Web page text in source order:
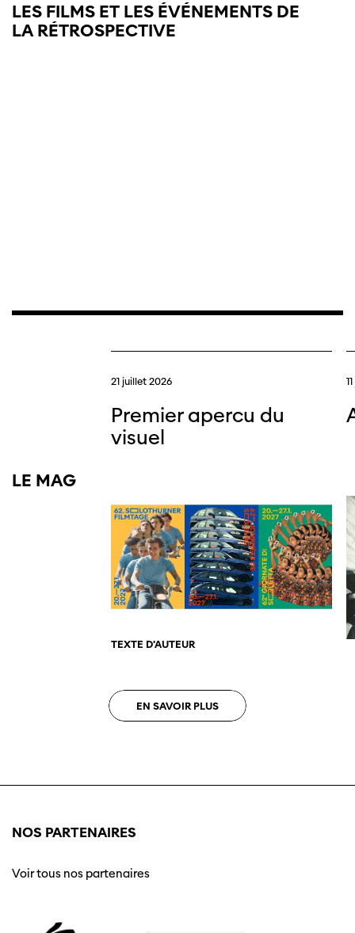
LES FILMS ET LES ÉVÉNEMENTS DE
LA RÉTROSPECTIVE
LE MAG
EN SAVOIR PLUS
21 juillet 2026
Premier apercu du
visuel
TEXTE D'AUTEUR
NOS PARTENAIRES
Voir tous nos partenaires